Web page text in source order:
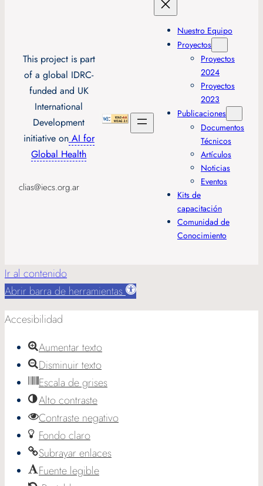
This project is part
of a global IDRC-
funded and UK
International
Development
initiative onAI for
Global Health
clias@iecs.org.ar
Nuestro Equipo
Proyectos
Proyectos
2024
Proyectos
2023
Publicaciones
Documentos
Técnicos
Artículos
Noticias
Eventos
Kits de
capacitación
Comunidad de
Conocimiento
Ir al contenido
Abrir barra de herramientas
Accesibilidad
Aumentar texto
Disminuir texto
Escala de grises
Alto contraste
Contraste negativo
Fondo claro
Subrayar enlaces
Fuente legible